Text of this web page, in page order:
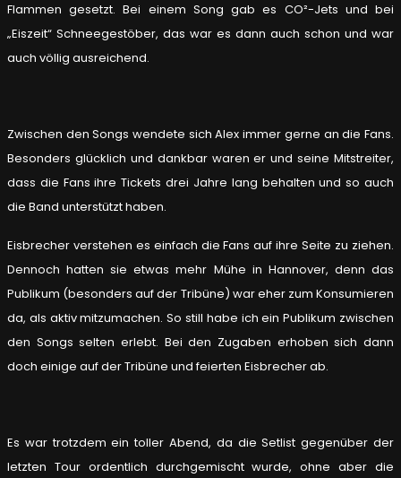
Flammen gesetzt. Bei einem Song gab es CO²-Jets und bei
„Eiszeit“ Schneegestöber, das war es dann auch schon und war
auch völlig ausreichend.
Zwischen den Songs wendete sich Alex immer gerne an die Fans.
Besonders glücklich und dankbar waren er und seine Mitstreiter,
dass die Fans ihre Tickets drei Jahre lang behalten und so auch
die Band unterstützt haben.
Eisbrecher verstehen es einfach die Fans auf ihre Seite zu ziehen.
Dennoch hatten sie etwas mehr Mühe in Hannover, denn das
Publikum (besonders auf der Tribüne) war eher zum Konsumieren
da, als aktiv mitzumachen. So still habe ich ein Publikum zwischen
den Songs selten erlebt. Bei den Zugaben erhoben sich dann
doch einige auf der Tribüne und feierten Eisbrecher ab.
Es war trotzdem ein toller Abend, da die Setlist gegenüber der
letzten Tour ordentlich durchgemischt wurde, ohne aber die